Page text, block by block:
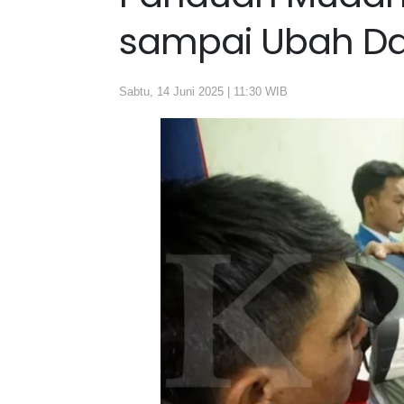
sampai Ubah
Sabtu, 14 Juni 2025 | 11:30 WIB